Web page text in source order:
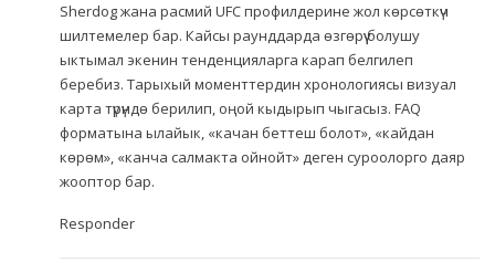
Sherdog жана расмий UFC профилдерине жол көрсөткүч
шилтемелер бар. Кайсы раунддарда өзгөрүү болушу
ыктымал экенин тенденцияларга карап белгилеп
беребиз. Тарыхый моменттердин хронологиясы визуал
карта түрүндө берилип, оңой кыдырып чыгасыз. FAQ
форматына ылайык, «качан беттеш болот», «кайдан
көрөм», «канча салмакта ойнойт» деген суроолорго даяр
жооптор бар.
Responder